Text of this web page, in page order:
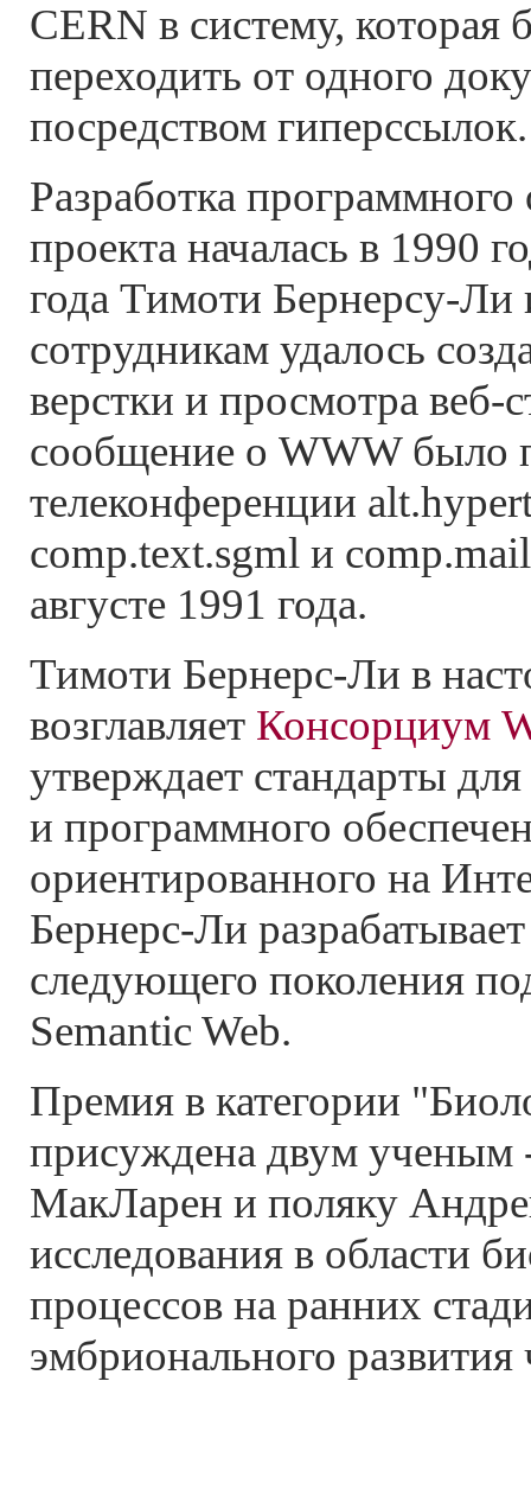
CERN в систему, которая
переходить от одного
посредством гиперссылок.
Разработка программного
проекта началась в 1990
года Тимоти Бернерсу-Ли
сотрудникам удалось
верстки и просмотра веб-
сообщение о WWW было
телеконференции
comp.text.sgml и
августе 1991 года.
Тимоти Бернерс-Ли в
возглавляет Консорциум
утверждает стандарты
и программного
ориентированного на
Бернерс-Ли
следующего поколения
Semantic Web.
Премия в категории
присуждена двум ученым
МакЛарен и поляку
исследования в области
процессов на ранних
эмбрионального развития